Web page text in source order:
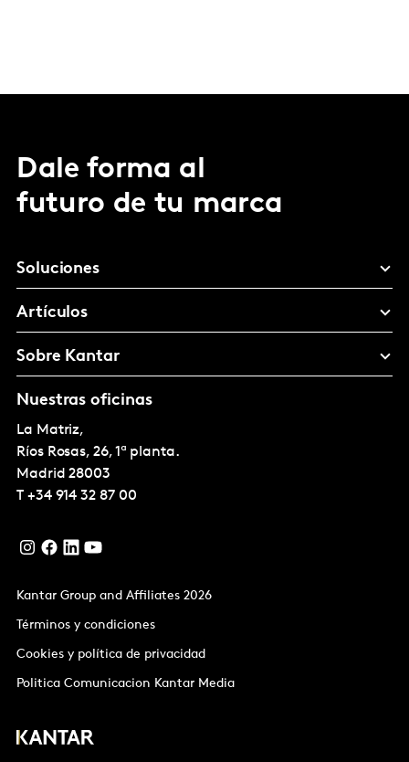
Dale forma al
futuro de tu marca
Soluciones
Artículos
Sobre Kantar
Nuestras oficinas
La Matriz,
Ríos Rosas, 26, 1ª planta.
Madrid 28003
T +34 914 32 87 00
Kantar Group and Affiliates 2026
Términos y condiciones
Cookies y política de privacidad
Politica Comunicacion Kantar Media